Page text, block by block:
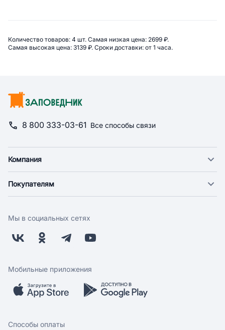
Сводная информация по
Количество товаров: 4 шт. Самая низкая цена: 2699 ₽.
Самая высокая цена: 3139 ₽. Сроки доставки: от 1 часа.
8 800 333-03-61 Все способы связи
Компания
Новости
Поставщикам
Заводчикам
Обратная связь
Покупателям
Оплата
Бонусная программа
Скидки и акции
Мобильное приложение
Мы в социальных сетях
Мобильные приложения
Способы оплаты